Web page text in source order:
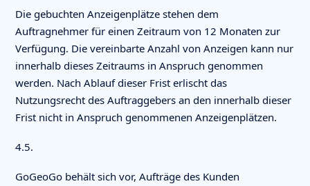
Die gebuchten Anzeigenplätze stehen dem
Auftragnehmer für einen Zeitraum von 12 Monaten zur
Verfügung. Die vereinbarte Anzahl von Anzeigen kann nur
innerhalb dieses Zeitraums in Anspruch genommen
werden. Nach Ablauf dieser Frist erlischt das
Nutzungsrecht des Auftraggebers an den innerhalb dieser
Frist nicht in Anspruch genommenen Anzeigenplätzen.
4.5.
GoGeoGo behält sich vor, Aufträge des Kunden